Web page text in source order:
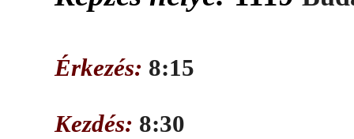
Érkezés: 8:15
Kezdés: 8:30